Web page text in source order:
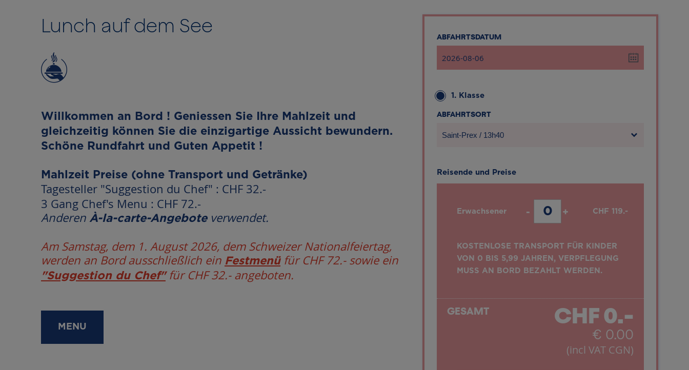
Lunch auf dem See
Willkommen an Bord ! Geniessen Sie Ihre Mahlzeit und
gleichzeitig können Sie die einzigartige Aussicht bewundern.
Schöne Rundfahrt und Guten Appetit !
Mahlzeit Preise (ohne Transport und Getränke)
Tagesteller "Suggestion du Chef" : CHF 32.-
3 Gang Chef's Menu : CHF 72.-
Anderen À-la-carte-Angeboteverwendet.
Am Samstag, dem 1. August 2026, dem Schweizer Nationalfeiertag,
werden an Bord ausschließlich ein Festmenüfür CHF 72.- sowie ein
"Suggestion du Chef"für CHF 32.- angeboten.
MENU
ABFAHRTSDATUM
1. Klasse
ABFAHRTSORT
Saint-Prex / 13h40
Reisende und Preise
Erwachsener - + CHF 119.-
KOSTENLOSE TRANSPORT FÜR KINDER
VON 0 BIS 5,99 JAHREN, VERPFLEGUNG
MUSS AN BORD BEZAHLT WERDEN.
GESAMT CHF0.-
€ 0.00
(incl VAT CGN)